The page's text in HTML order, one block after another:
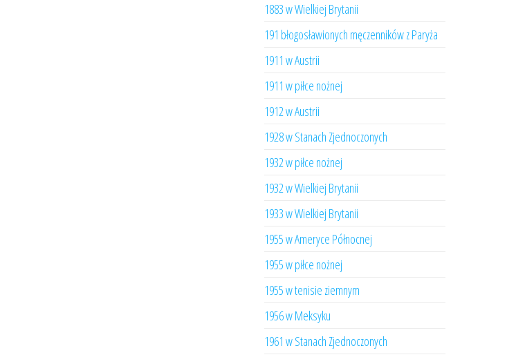
1883 w Wielkiej Brytanii
191 błogosławionych męczenników z Paryża
1911 w Austrii
1911 w piłce nożnej
1912 w Austrii
1928 w Stanach Zjednoczonych
1932 w piłce nożnej
1932 w Wielkiej Brytanii
1933 w Wielkiej Brytanii
1955 w Ameryce Północnej
1955 w piłce nożnej
1955 w tenisie ziemnym
1956 w Meksyku
1961 w Stanach Zjednoczonych